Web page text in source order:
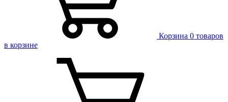
Корзина 0 товаров
в корзине